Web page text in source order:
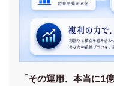
「その運用、本当に1